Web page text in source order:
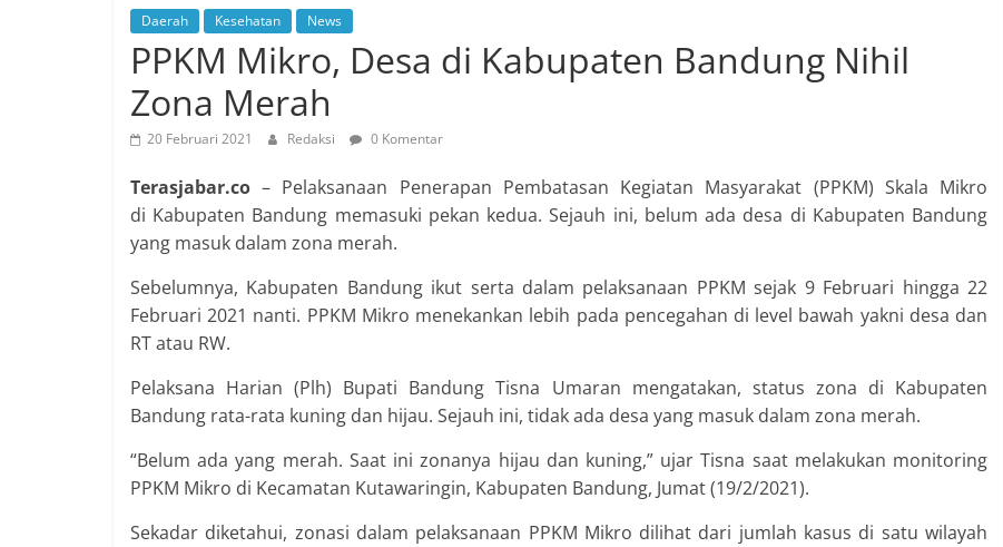
Daerah Kesehatan News
PPKM Mikro, Desa di Kabupaten Bandung Nihil
Zona Merah
20 Februari 2021 Redaksi 0 Komentar
Terasjabar.co – Pelaksanaan Penerapan Pembatasan Kegiatan Masyarakat (PPKM) Skala Mikro
di Kabupaten Bandung memasuki pekan kedua. Sejauh ini, belum ada desa di Kabupaten Bandung
yang masuk dalam zona merah.
Sebelumnya, Kabupaten Bandung ikut serta dalam pelaksanaan PPKM sejak 9 Februari hingga 22
Februari 2021 nanti. PPKM Mikro menekankan lebih pada pencegahan di level bawah yakni desa dan
RT atau RW.
Pelaksana Harian (Plh) Bupati Bandung Tisna Umaran mengatakan, status zona di Kabupaten
Bandung rata-rata kuning dan hijau. Sejauh ini, tidak ada desa yang masuk dalam zona merah.
“Belum ada yang merah. Saat ini zonanya hijau dan kuning,” ujar Tisna saat melakukan monitoring
PPKM Mikro di Kecamatan Kutawaringin, Kabupaten Bandung, Jumat (19/2/2021).
Sekadar diketahui, zonasi dalam pelaksanaan PPKM Mikro dilihat dari jumlah kasus di satu wilayah